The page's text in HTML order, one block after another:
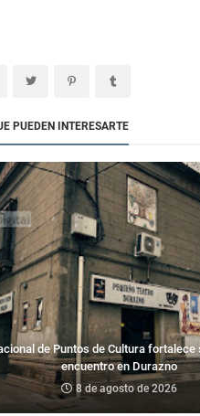
PUEDEN INTERESARTE
de Puntos de Cultura fortalece
encuentro en Durazno
8 de agosto de 2026